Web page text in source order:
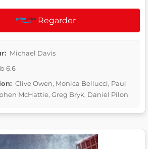
Regarder
Michael Davis
6.6
Clive Owen, Monica Bellucci, Paul
McHattie, Greg Bryk, Daniel Pilon